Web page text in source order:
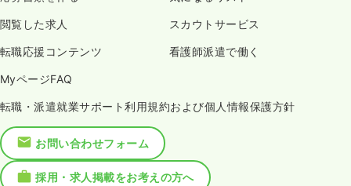
閲覧した求人 スカウトサービス
転職応援コンテンツ 看護師派遣で働く
MyページFAQ
転職・派遣就業サポート利用規約および個人情報保護方針
お問い合わせフォーム
採用・求人掲載をお考えの方へ